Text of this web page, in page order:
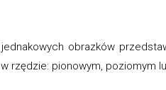
obrazków
rzędzie: pionowym, poziomym